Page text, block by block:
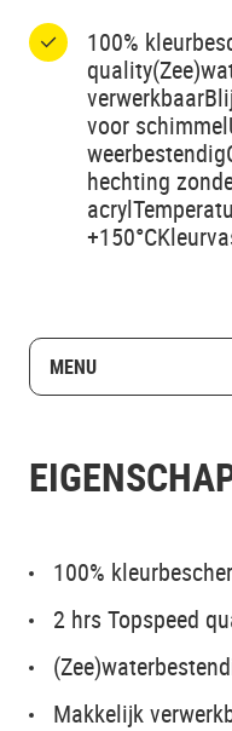
100%
voor
hechting
MENU
100%
2 hrs Topspeed
Makkelijk